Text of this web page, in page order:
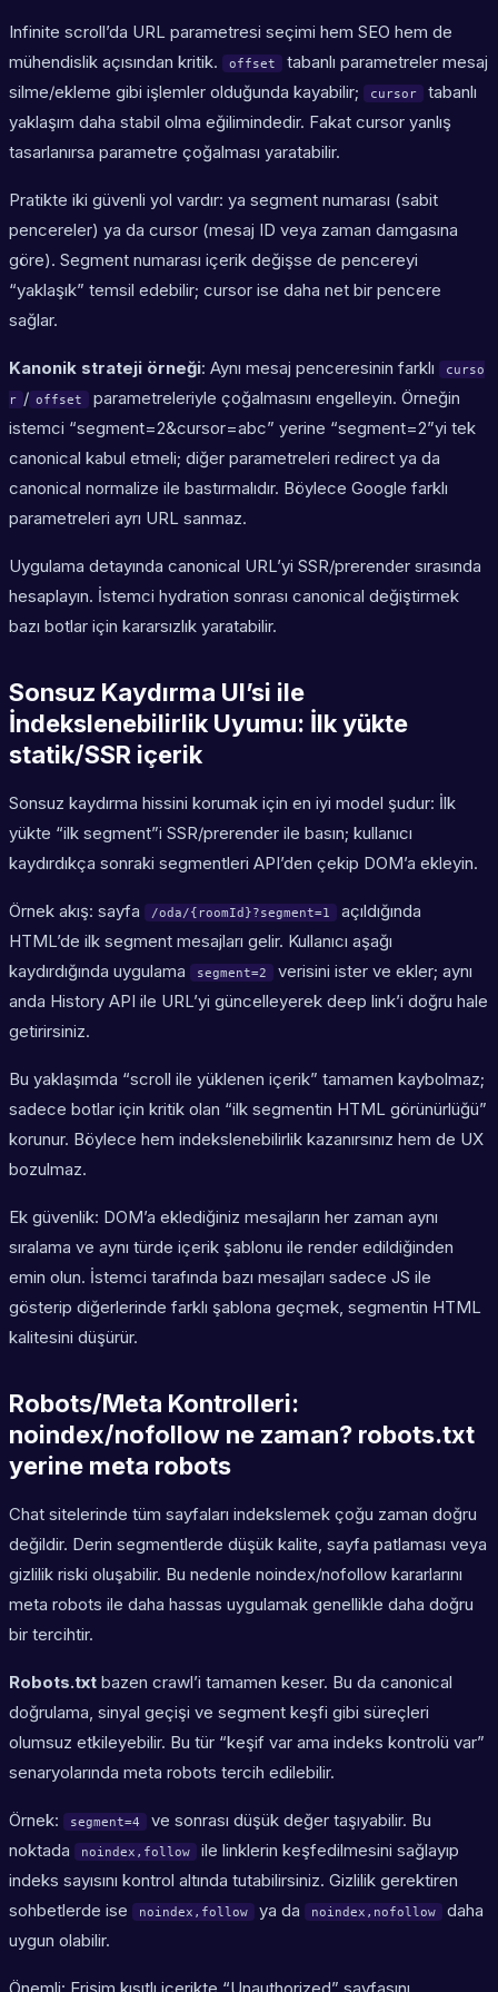
Infinite scroll’da URL parametresi seçimi hem SEO hem de
mühendislik açısından kritik.
offset
tabanlı parametreler mesaj
silme/ekleme gibi işlemler olduğunda kayabilir;
cursor
tabanlı
yaklaşım daha stabil olma eğilimindedir. Fakat cursor yanlış
tasarlanırsa parametre çoğalması yaratabilir.
Pratikte iki güvenli yol vardır: ya segment numarası (sabit
pencereler) ya da cursor (mesaj ID veya zaman damgasına
göre). Segment numarası içerik değişse de pencereyi
“yaklaşık” temsil edebilir; cursor ise daha net bir pencere
sağlar.
Kanonik strateji örneği: Aynı mesaj penceresinin farklı curso
r / offset
parametreleriyle çoğalmasını engelleyin. Örneğin
istemci “segment=2&cursor=abc” yerine “segment=2”yi tek
canonical kabul etmeli; diğer parametreleri redirect ya da
canonical normalize ile bastırmalıdır. Böylece Google farklı
parametreleri ayrı URL sanmaz.
Uygulama detayında canonical URL’yi SSR/prerender sırasında
hesaplayın. İstemci hydration sonrası canonical değiştirmek
bazı botlar için kararsızlık yaratabilir.
Sonsuz Kaydırma UI’si ile
İndekslenebilirlik Uyumu: İlk yükte
statik/SSR içerik
Sonsuz kaydırma hissini korumak için en iyi model şudur: İlk
yükte “ilk segment”i SSR/prerender ile basın; kullanıcı
kaydırdıkça sonraki segmentleri API’den çekip DOM’a ekleyin.
Örnek akış: sayfa /oda/{roomId}?segment=1
açıldığında
HTML’de ilk segment mesajları gelir. Kullanıcı aşağı
kaydırdığında uygulama
segment=2
verisini ister ve ekler; aynı
anda History API ile URL’yi güncelleyerek deep link’i doğru hale
getirirsiniz.
Bu yaklaşımda “scroll ile yüklenen içerik” tamamen kaybolmaz;
sadece botlar için kritik olan “ilk segmentin HTML görünürlüğü”
korunur. Böylece hem indekslenebilirlik kazanırsınız hem de UX
bozulmaz.
Ek güvenlik: DOM’a eklediğiniz mesajların her zaman aynı
sıralama ve aynı türde içerik şablonu ile render edildiğinden
emin olun. İstemci tarafında bazı mesajları sadece JS ile
gösterip diğerlerinde farklı şablona geçmek, segmentin HTML
kalitesini düşürür.
Robots/Meta Kontrolleri:
noindex/nofollow ne zaman? robots.txt
yerine meta robots
Chat sitelerinde tüm sayfaları indekslemek çoğu zaman doğru
değildir. Derin segmentlerde düşük kalite, sayfa patlaması veya
gizlilik riski oluşabilir. Bu nedenle noindex/nofollow kararlarını
meta robots ile daha hassas uygulamak genellikle daha doğru
bir tercihtir.
Robots.txt bazen crawl’i tamamen keser. Bu da canonical
doğrulama, sinyal geçişi ve segment keşfi gibi süreçleri
olumsuz etkileyebilir. Bu tür “keşif var ama indeks kontrolü var”
senaryolarında meta robots tercih edilebilir.
Örnek: segment=4
ve sonrası düşük değer taşıyabilir. Bu
noktada
noindex,follow
ile linklerin keşfedilmesini sağlayıp
indeks sayısını kontrol altında tutabilirsiniz. Gizlilik gerektiren
sohbetlerde ise
noindex,follow ya da noindex,nofollow
daha
uygun olabilir.